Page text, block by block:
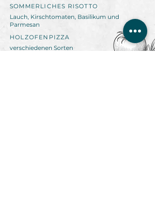
SOMMERLICHES RISOTTO
Lauch, Kirschtomaten, Basilikum und
Parmesan
HOLZOFENPIZZA
verschiedenen Sorten